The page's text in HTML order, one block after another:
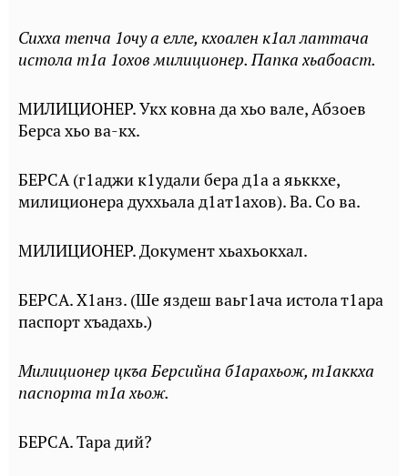
Сихха тепча 1очу а елле, кхоален к1ал латтача
истола т1а 1охов милиционер. Папка хьабоаст.
МИЛИЦИОНЕР. Укх ковна да хьо вале, Абзоев
Берса хьо ва-кх.
БЕРСА (г1аджи к1удали бера д1а а яьккхе,
милиционера духхьала д1ат1ахов). Ва. Со ва.
МИЛИЦИОНЕР. Документ хьахьокхал.
БЕРСА. Х1анз. (Ше яздеш ваьг1ача истола т1ара
паспорт хъадахь.)
Милиционер цкъа Берсийна б1арахьож, т1аккха
паспорта т1а хьож.
БЕРСА. Тара дий?